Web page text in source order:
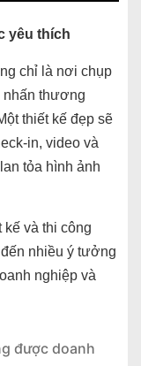
yêu thích
chỉ là nơi chụp
nhấn thương
thiết kế đẹp sẽ
in, video và
tỏa hình ảnh
kế và thi công
nhiều ý tưởng
nghiệp và
được doanh